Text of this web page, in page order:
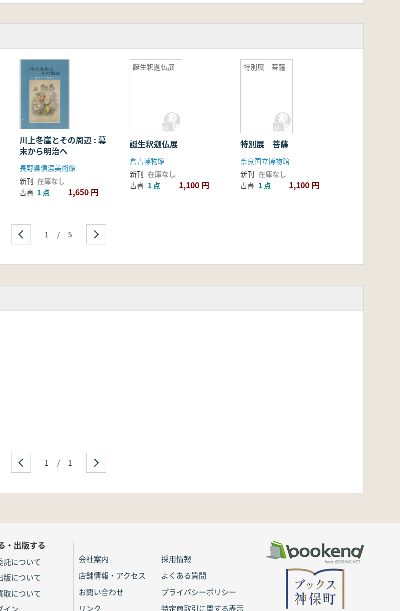
川上冬崖とその周辺 : 幕
末から明治へ
長野県信濃美術館
新刊 在庫なし
古書 1 点 1,650 円
誕生釈迦仏展
誕生釈迦仏展
倉吉博物館
新刊 在庫なし
古書 1 点 1,100 円
特別展 菩薩
特別展 菩薩
奈良国立博物館
新刊 在庫なし
古書 1 点 1,100 円
1 / 5
1 / 1
・出版する
託について
版について
取について
会社案内
採用情報
店舗情報・アクセス
よくある質問
お問い合わせ
プライバシーポリシー
リンク
特定商取引に関する表示